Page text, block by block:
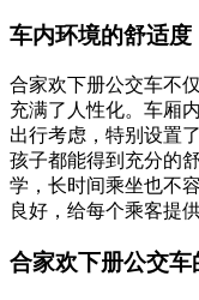
车内环境的舒适度
合家欢下册公交车不
充满了人性化。车厢
出行考虑，特别设置
孩子都能得到充分的
学，长时间乘坐也不
良好，给每个乘客提
合家欢下册公交